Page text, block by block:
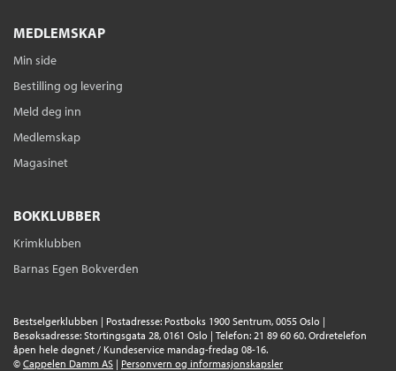
MEDLEMSKAP
Min side
Bestilling og levering
Meld deg inn
Medlemskap
Magasinet
BOKKLUBBER
Krimklubben
Barnas Egen Bokverden
Bestselgerklubben | Postadresse: Postboks 1900 Sentrum, 0055 Oslo |
Besøksadresse: Stortingsgata 28, 0161 Oslo | Telefon: 21 89 60 60. Ordretelefon
åpen hele døgnet / Kundeservice mandag-fredag 08-16.
© Cappelen Damm AS | Personvern og informasjonskapsler